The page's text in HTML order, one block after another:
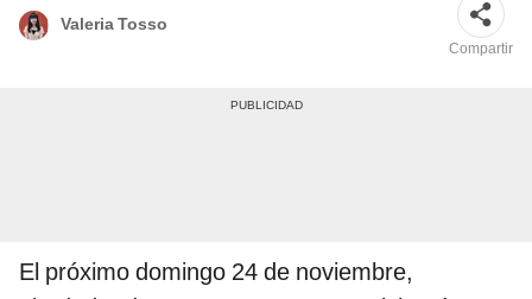
Valeria Tosso
Compartir
El próximo domingo 24 de noviembre,